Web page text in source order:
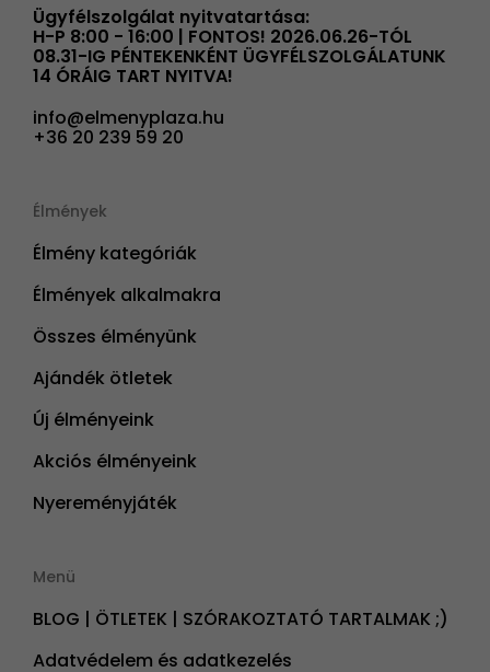
Ügyfélszolgálat nyitvatartása:
H-P 8:00 - 16:00 | FONTOS! 2026.06.26-TÓL
08.31-IG PÉNTEKENKÉNT ÜGYFÉLSZOLGÁLATUNK
14 ÓRÁIG TART NYITVA!
info@elmenyplaza.hu
+36 20 239 59 20
Élmények
Élmény kategóriák
Élmények alkalmakra
Összes élményünk
Ajándék ötletek
Új élményeink
Akciós élményeink
Nyereményjáték
Menü
BLOG | ÖTLETEK | SZÓRAKOZTATÓ TARTALMAK ;)
Adatvédelem és adatkezelés